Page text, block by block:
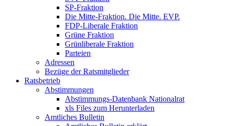
SP-Fraktion
Die Mitte-Fraktion. Die Mitte. EVP.
FDP-Liberale Fraktion
Grüne Fraktion
Grünliberale Fraktion
Parteien
Adressen
Bezüge der Ratsmitglieder
Ratsbetrieb
Abstimmungen
Abstimmungs-Datenbank Nationalrat
xls Files zum Herunterladen
Amtliches Bulletin